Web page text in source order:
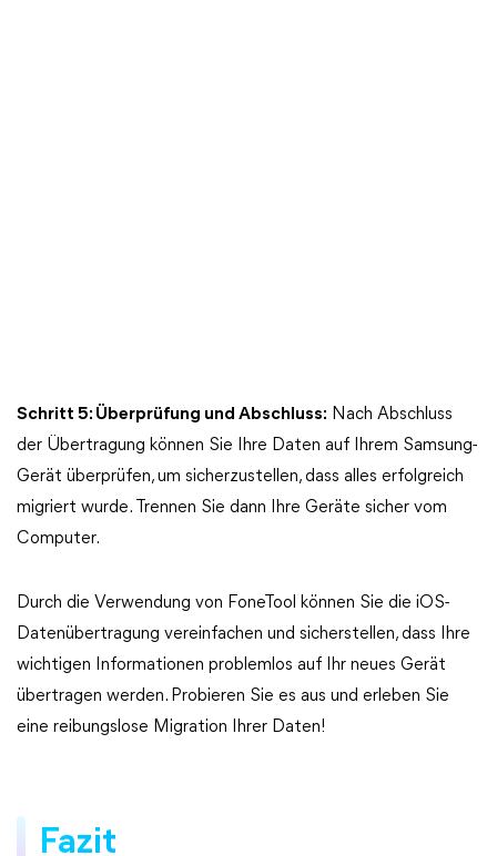
Schritt 5: Überprüfung und Abschluss: Nach Abschluss
der Übertragung können Sie Ihre Daten auf Ihrem Samsung-
Gerät überprüfen, um sicherzustellen, dass alles erfolgreich
migriert wurde. Trennen Sie dann Ihre Geräte sicher vom
Computer.
Durch die Verwendung von FoneTool können Sie die iOS-
Datenübertragung vereinfachen und sicherstellen, dass Ihre
wichtigen Informationen problemlos auf Ihr neues Gerät
übertragen werden. Probieren Sie es aus und erleben Sie
eine reibungslose Migration Ihrer Daten!
Fazit